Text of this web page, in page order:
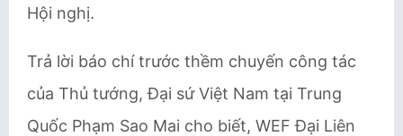
Hội nghị.
Trả lời báo chí trước thềm chuyến công tác
của Thủ tướng, Đại sứ Việt Nam tại Trung
Quốc Phạm Sao Mai cho biết, WEF Đại Liên